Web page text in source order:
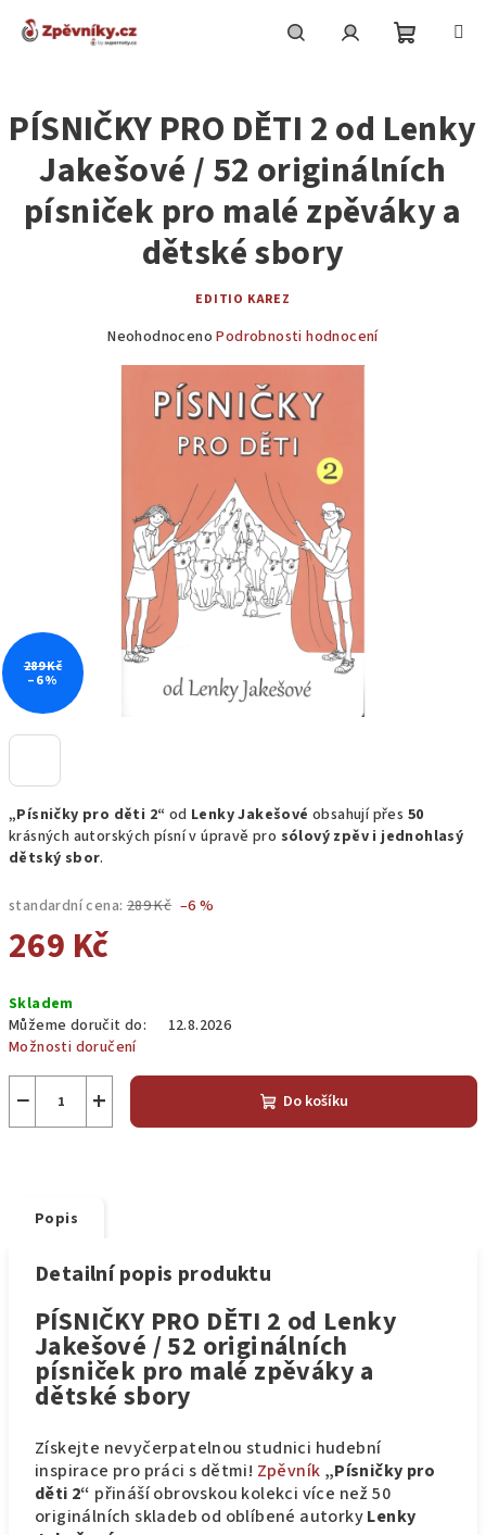
košík
„Písničky pro děti 2“ od Lenky Jakešové obsahují přes 50
krásných autorských písní v úpravě pro sólový zpěv i jednohlasý
dětský sbor.
standardní cena: 289 Kč –6 %
269 Kč
cena:
Skladem
Můžeme doručit do:
12.8.2026
Možnosti doručení
+
− Do košíku
PÍSNIČKY PRO DĚTI 2 od Lenky
Jakešové / 52 originálních
písniček pro malé zpěváky a
dětské sbory
EDITIO KAREZ
Průměrné
Neohodnoceno Podrobnosti hodnocení
289 Kč
–6 %
Popis
Detailní popis produktu
PÍSNIČKY PRO DĚTI 2 od Lenky
Jakešové / 52 originálních
písniček pro malé zpěváky a
dětské sbory
Získejte nevyčerpatelnou studnici hudební
inspirace pro práci s dětmi! Zpěvník „Písničky pro
děti 2“ přináší obrovskou kolekci více než 50
originálních skladeb od oblíbené autorkyLenky